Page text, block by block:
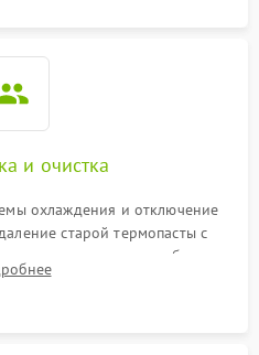
и очистка
охлаждения и отключение
старой термопасты с
и термопрокладок с банок
платы от пыли и окислов.